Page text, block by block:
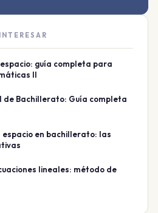
guía completa para
II
de Bachillerato: Guía completa
en bachillerato: las
lineales: método de